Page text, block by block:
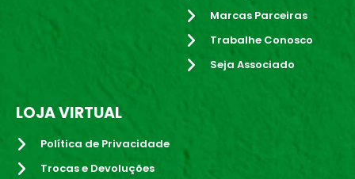
Marcas Parceiras
Trabalhe Conosco
Seja Associado
LOJA VIRTUAL
Política de Privacidade
Trocas e Devoluções